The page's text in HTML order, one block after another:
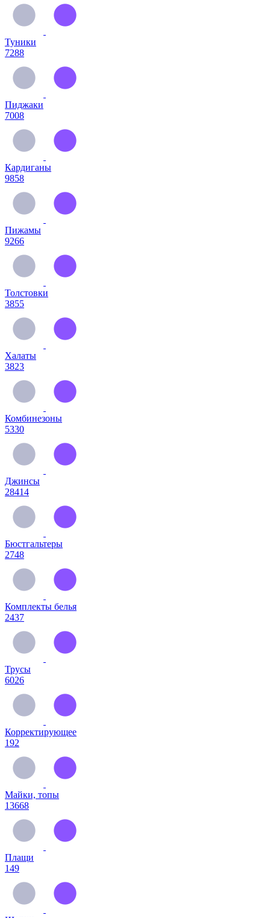
Туники
7288
Пиджаки
7008
Кардиганы
9858
Пижамы
9266
Толстовки
3855
Халаты
3823
Комбинезоны
5330
Джинсы
28414
Бюстгальтеры
2748
Комплекты белья
2437
Трусы
6026
Корректирующее
192
Майки, топы
13668
Плащи
149